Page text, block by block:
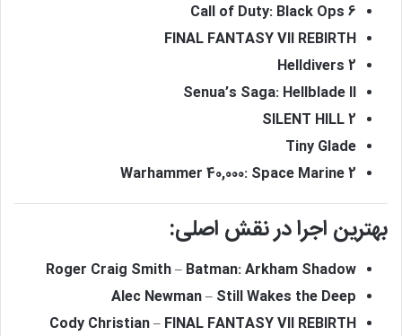
Call of Duty: Black Ops 6
FINAL FANTASY VII REBIRTH
Helldivers 2
Senua’s Saga: Hellblade II
SILENT HILL 2
Tiny Glade
Warhammer 40,000: Space Marine 2
بهترین اجرا در نقش اصلی:
Roger Craig Smith – Batman: Arkham Shadow
Alec Newman – Still Wakes the Deep
Cody Christian – FINAL FANTASY VII REBIRTH